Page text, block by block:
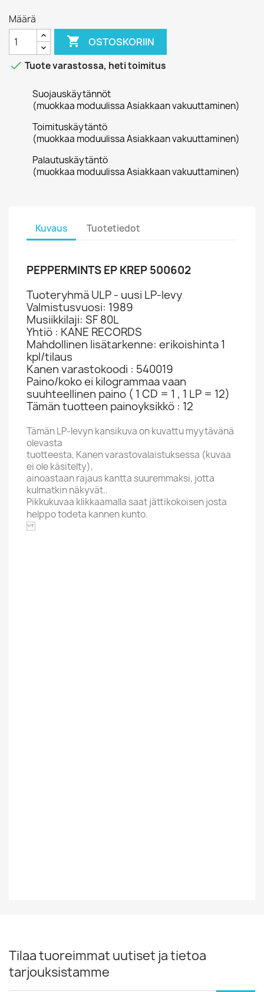
Määrä
 OSTOSKORIIN
 Tuote varastossa, heti toimitus
Suojauskäytännöt
(muokkaa moduulissa Asiakkaan vakuuttaminen)
Toimituskäytäntö
(muokkaa moduulissa Asiakkaan vakuuttaminen)
Palautuskäytäntö
(muokkaa moduulissa Asiakkaan vakuuttaminen)
Kuvaus Tuotetiedot
PEPPERMINTS EP KREP 500602
Tuoteryhmä ULP - uusi LP-levy
Valmistusvuosi: 1989
Musiikkilaji: SF 80L
Yhtiö : KANE RECORDS
Mahdollinen lisätarkenne: erikoishinta 1
kpl/tilaus
Kanen varastokoodi : 540019
Paino/koko ei kilogrammaa vaan
suuhteellinen paino ( 1 CD = 1 , 1 LP = 12)
Tämän tuotteen painoyksikkö : 12
Tämän LP-levyn kansikuva on kuvattu myytävänä
olevasta
tuotteesta, Kanen varastovalaistuksessa (kuvaa
ei ole käsitelty),
ainoastaan rajaus kantta suuremmaksi, jotta
kulmatkin näkyvät..
Pikkukuvaa klikkaamalla saat jättikokoisen josta
helppo todeta kannen kunto.
Tilaa tuoreimmat uutiset ja tietoa
tarjouksistamme